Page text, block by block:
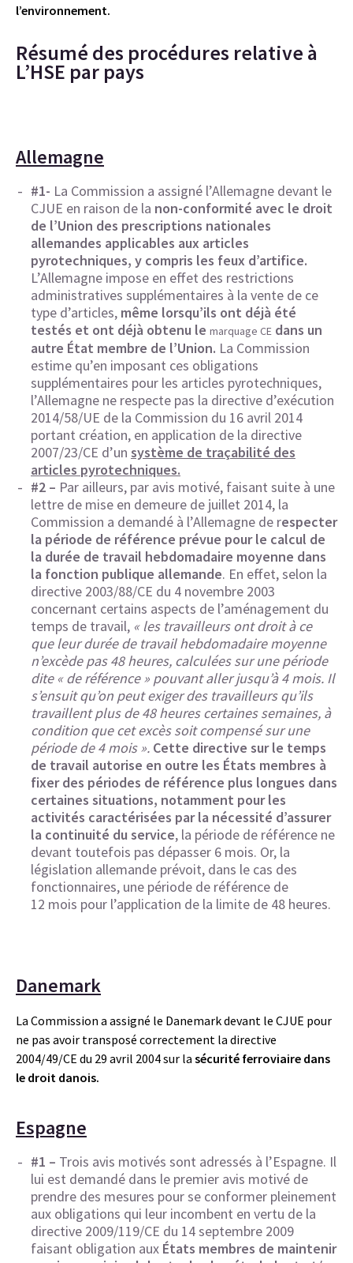
l’environnement.
Résumé des procédures relative à
L’HSE par pays
Allemagne
#1- La Commission a assigné l’Allemagne devant le
CJUE en raison de la non-conformité avec le droit
de l’Union des prescriptions nationales
allemandes applicables aux articles
pyrotechniques, y compris les feux d’artifice.
L’Allemagne impose en effet des restrictions
administratives supplémentaires à la vente de ce
type d’articles, même lorsqu’ils ont déjà été
testés et ont déjà obtenu le marquage CE dans un
autre État membre de l’Union. La Commission
estime qu’en imposant ces obligations
supplémentaires pour les articles pyrotechniques,
l’Allemagne ne respecte pas la directive d’exécution
2014/58/UE de la Commission du 16 avril 2014
portant création, en application de la directive
2007/23/CE d’un système de traçabilité des
articles pyrotechniques.
#2 – Par ailleurs, par avis motivé, faisant suite à une
lettre de mise en demeure de juillet 2014, la
Commission a demandé à l’Allemagne de respecter
la période de référence prévue pour le calcul de
la durée de travail hebdomadaire moyenne dans
la fonction publique allemande. En effet, selon la
directive 2003/88/CE du 4 novembre 2003
concernant certains aspects de l’aménagement du
temps de travail, « les travailleurs ont droit à ce
que leur durée de travail hebdomadaire moyenne
n’excède pas 48 heures, calculées sur une période
dite « de référence » pouvant aller jusqu’à 4 mois. Il
s’ensuit qu’on peut exiger des travailleurs qu’ils
travaillent plus de 48 heures certaines semaines, à
condition que cet excès soit compensé sur une
période de 4 mois ». Cette directive sur le temps
de travail autorise en outre les États membres à
fixer des périodes de référence plus longues dans
certaines situations, notamment pour les
activités caractérisées par la nécessité d’assurer
la continuité du service, la période de référence ne
devant toutefois pas dépasser 6 mois. Or, la
législation allemande prévoit, dans le cas des
fonctionnaires, une période de référence de
12 mois pour l’application de la limite de 48 heures.
Danemark
La Commission a assigné le Danemark devant le CJUE pour
ne pas avoir transposé correctement la directive
2004/49/CE du 29 avril 2004 sur la sécurité ferroviaire dans
le droit danois.
Espagne
#1 – Trois avis motivés sont adressés à l’Espagne. Il
lui est demandé dans le premier avis motivé de
prendre des mesures pour se conformer pleinement
aux obligations qui leur incombent en vertu de la
directive 2009/119/CE du 14 septembre 2009
faisant obligation aux États membres de maintenir